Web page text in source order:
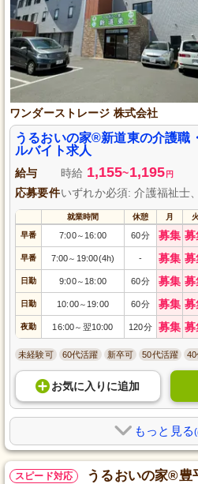
ワンダーストレージ 株式会社
うるおいの家®新道東の介護職
ルバイト求人
給与 時給 1,155~1,195 円
応募要件いずれか必須: 介護福祉士
就業時間 休憩 月 火
早番 7:00～ 16:00 60分 募集 募
早番 7:00～ 19:00(4h) - 募集 募
日勤 9:00～ 18:00 60分 募集 募
日勤 10:00～ 19:00 60分 募集 募
夜勤 16:00～ 翌10:00 120分 募集 募
未経験可 60代活躍 新卒可 50代活躍
お気に入り に追加
もっと見る
スピード対応 うるおいの家®豊